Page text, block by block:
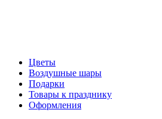
Цветы
Воздушные шары
Подарки
Товары к празднику
Оформления